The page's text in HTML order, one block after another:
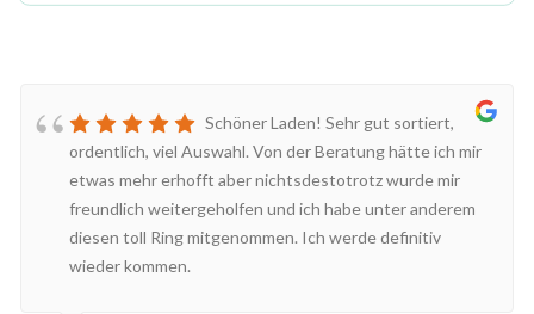
Schöner Laden! Sehr gut sortiert,
ordentlich, viel Auswahl. Von der Beratung hätte ich mir
etwas mehr erhofft aber nichtsdestotrotz wurde mir
freundlich weitergeholfen und ich habe unter anderem
diesen toll Ring mitgenommen. Ich werde definitiv
wieder kommen.